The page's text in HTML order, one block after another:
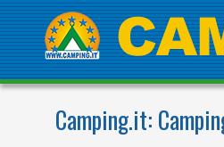
Camping.it:
Liguria